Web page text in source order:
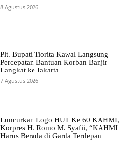
8 Agustus 2026
Plt. Bupati Tiorita Kawal Langsung
Percepatan Bantuan Korban Banjir
Langkat ke Jakarta
7 Agustus 2026
Luncurkan Logo HUT Ke 60 KAHMI,
Korpres H. Romo M. Syafii, “KAHMI
Harus Berada di Garda Terdepan